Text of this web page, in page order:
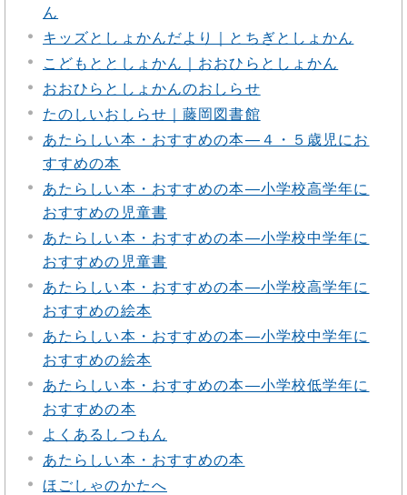
ん
キッズとしょかんだより｜とちぎとしょかん
こどもととしょかん｜おおひらとしょかん
おおひらとしょかんのおしらせ
たのしいおしらせ｜藤岡図書館
あたらしい本・おすすめの本―４・５歳児にお
すすめの本
あたらしい本・おすすめの本―小学校高学年に
おすすめの児童書
あたらしい本・おすすめの本―小学校中学年に
おすすめの児童書
あたらしい本・おすすめの本―小学校高学年に
おすすめの絵本
あたらしい本・おすすめの本―小学校中学年に
おすすめの絵本
あたらしい本・おすすめの本―小学校低学年に
おすすめの本
よくあるしつもん
あたらしい本・おすすめの本
ほごしゃのかたへ